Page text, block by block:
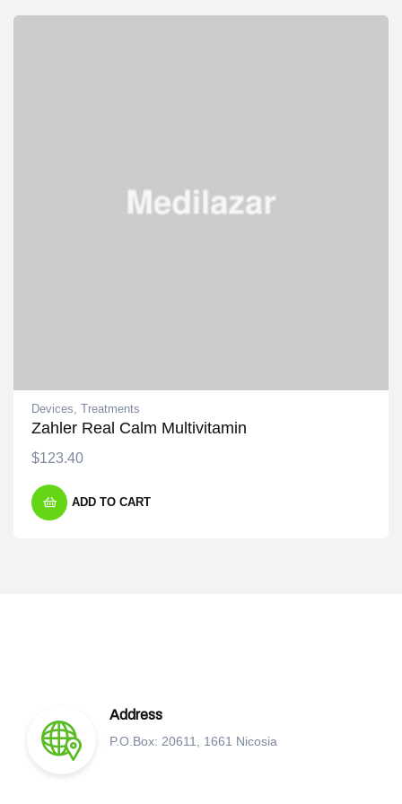
Devices Treatments
Zahler Real Calm Multivitamin
$123.40
ADD TO CART
Address
P.O.Box: 20611, 1661 Nicosia